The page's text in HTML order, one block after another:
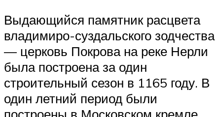
Выдающийся памятник расцвета
владимиро-суздальского зодчества
— церковь Покрова на реке Нерли
была построена за один
строительный сезон в 1165 году. В
один летний период были